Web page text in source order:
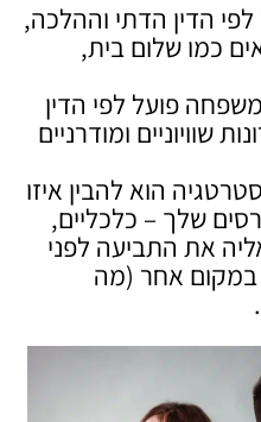
לפי הדין הדתי וההלכה,
כמו שלום בית,
פועל לפי הדין
שוויוניים ומודרניים
הוא להבין איזו
שלך – כלכליים,
את התביעה לפני
במקום אחר (מה